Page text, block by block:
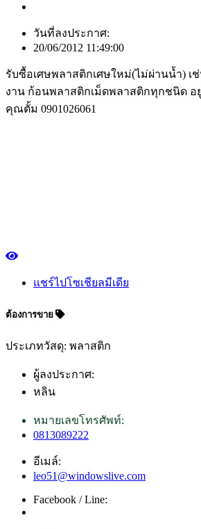
วันที่ลงประกาศ:
20/06/2012 11:49:00
รับซื้อเศษพลาสติกเศษใหม่(ไม่ผ่านน้ำ) เช่
งาน ก้อนพลาสติกเม็ดพลาสติกทุกชนิด อ
คุณตั้ม 0901026061
แชร์ไปโซเชียลมีเดีย
ต้องการขาย
ประเภทวัสดุ: พลาสติก
ผู้ลงประกาศ:
หลิน
หมายเลขโทรศัพท์:
0813089222
อีเมล์:
leo51@windowslive.com
Facebook / Line: